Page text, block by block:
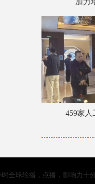
加力
459家
全球轮播，点播，影响力十